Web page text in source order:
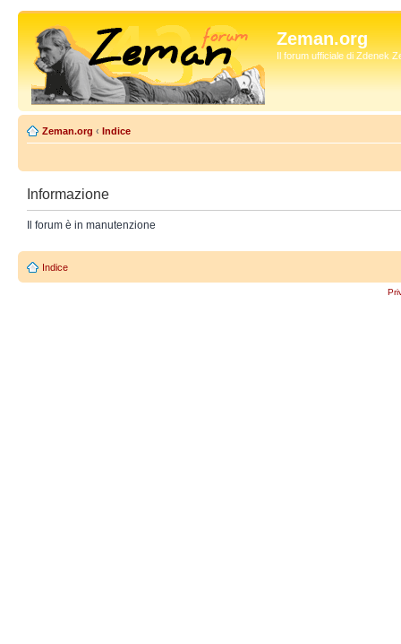
Zeman.org
Il forum ufficiale di Zdenek
Zeman.org ‹ Indice
Informazione
Il forum è in manutenzione
Indice